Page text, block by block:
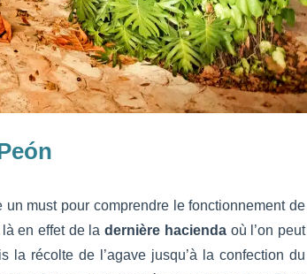
un must pour comprendre le fonctionnement de
là en effet de ladernière haciendaoù l’on peut
récolte de l’agave jusqu’à la confection du